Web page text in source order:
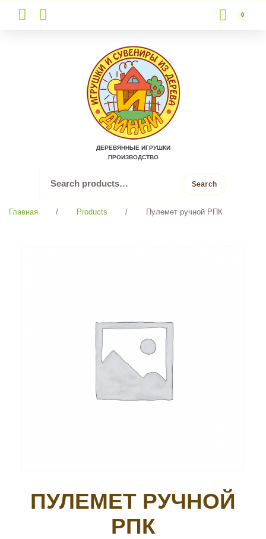
to
content
0
ДЕРЕВЯННЫЕ ИГРУШКИ
ПРОИЗВОДСТВО
for:
Search
Главная / Products / Пулемет ручной РПК
ПУЛЕМЕТ РУЧНОЙ
РПК